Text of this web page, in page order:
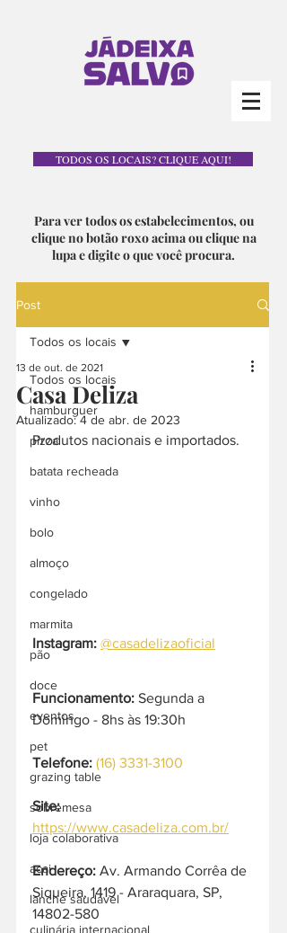
TODOS OS LOCAIS? CLIQUE AQUI!
Para ver todos os estabelecimentos, ou
clique no botão roxo acima ou clique na
lupa e digite o que você procura.
Post
Todos os locais
hamburguer
pizza
batata recheada
vinho
bolo
almoço
congelado
marmita
pão
doce
eventos
pet
grazing table
sobremesa
loja colaborativa
acai
lanche saudável
culinária internacional
Todos os locais
Casa Deliza
13 de out. de 2021
Atualizado:4 de abr. de 2023
Produtos nacionais e importados.
Instagram: @casadelizaoficial
Funcionamento: Segunda a
Domingo - 8hs às 19:30h
Telefone: (16) 3331-3100
Site:
https://www.casadeliza.com.br/
Endereço: Av. Armando Corrêa de
Siqueira, 1419 - Araraquara, SP,
14802-580